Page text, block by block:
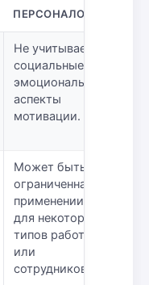
ПЕРСОНАЛОМ:
Не учитывает
социальные и
эмоциональные
аспекты
мотивации.
Может быть
ограниченна в
применении
для некоторых
типов работы
или
сотрудников.